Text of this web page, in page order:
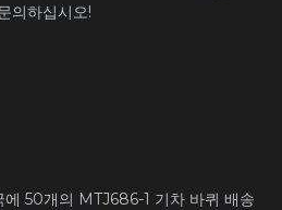
의하십시오!
에 50개의 MTJ686-1 기차 바퀴 배송